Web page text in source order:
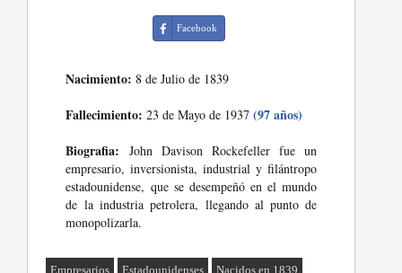
Facebook
Nacimiento: 8 de Julio de 1839
Fallecimiento: 23 de Mayo de 1937(97 años)
Biografia: John Davison Rockefeller fue un
empresario, inversionista, industrial y filántropo
estadounidense, que se desempeñó en el mundo
de la industria petrolera, llegando al punto de
monopolizarla.
Empresarios Estadounidenses Nacidos en 1839